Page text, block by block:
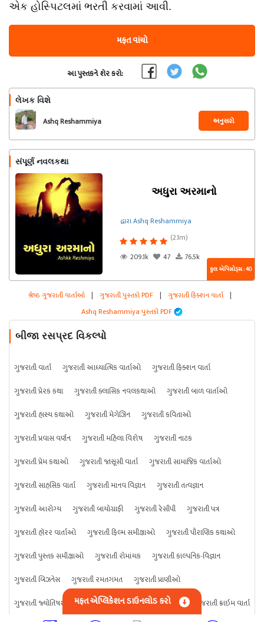
એક હોસ્પિટલમાં ભરતી કરવામાં આવી.
મફત વાંચો
આ પુસ્તકને શેર કરો:
લેખક વિશે
Ashq Reshammiya અનુસરો
સંપૂર્ણ નવલકથા
અધુરા અરમાનો
દ્વારા Ashq Reshammiya
(2.1m)
209.1k
47 76.5k
કુલ એપિસોડ્સ : 40
શ્રેષ્ઠ ગુજરાતી વાર્તાઓ | ગુજરાતી પુસ્તકો PDF | ગુજરાતી ફિક્શન વાર્તા |
Ashq Reshammiya પુસ્તકો PDF
બીજા રસપ્રદ વિકલ્પો
ગુજરાતી વાર્તા ગુજરાતી આધ્યાત્મિક વાર્તાઓ
ગુજરાતી ફિક્શન વાર્તા
ગુજરાતી પ્રેરક કથા
ગુજરાતી ક્લાસિક નવલકથાઓ
ગુજરાતી બાળ વાર્તાઓ
ગુજરાતી હાસ્ય કથાઓ
ગુજરાતી મેગેઝિન
ગુજરાતી કવિતાઓ
ગુજરાતી પ્રવાસ વર્ણન
ગુજરાતી મહિલા વિશેષ
ગુજરાતી નાટક
ગુજરાતી પ્રેમ કથાઓ
ગુજરાતી જાસૂસી વાર્તા
ગુજરાતી સામાજિક વાર્તાઓ
ગુજરાતી સાહસિક વાર્તા
ગુજરાતી માનવ વિજ્ઞાન
ગુજરાતી તત્વજ્ઞાન
ગુજરાતી આરોગ્ય
ગુજરાતી બાયોગ્રાફી ગુજરાતી રેસીપી
ગુજરાતી પત્ર
ગુજરાતી હૉરર વાર્તાઓ
ગુજરાતી ફિલ્મ સમીક્ષાઓ
ગુજરાતી પૌરાણિક કથાઓ
ગુજરાતી પુસ્તક સમીક્ષાઓ
ગુજરાતી રોમાંચક
ગુજરાતી કાલ્પનિક-વિજ્ઞાન
ગુજરાતી બિઝનેસ
ગુજરાતી રમતગમત
ગુજરાતી પ્રાણીઓ
ગુજરાતી જ્યોતિષશાસ્ત્ર
ગુજરાતી વિજ્ઞાન ગુજરાતી કંઈપણ ગુજરાતી ક્રાઇમ વાર્તા
મફત એપ્લિકેશન ડાઉનલોડ કરો